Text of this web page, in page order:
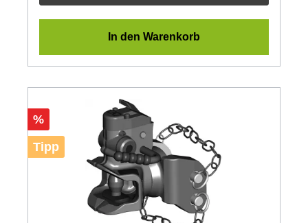
In den Warenkorb
Rabatt
%
Tipp